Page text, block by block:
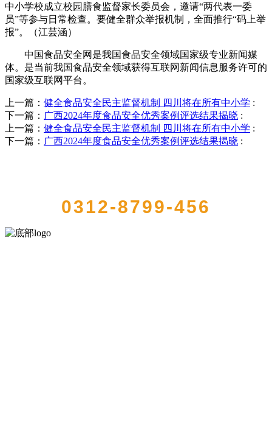
中小学校成立校园膳食监督家长委员会，邀请“两代表一委
员”等参与日常检查。要健全群众举报机制，全面推行“码上举
报”。（江芸涵）
中国食品安全网是我国食品安全领域国家级专业新闻媒
体。是当前我国食品安全领域获得互联网新闻信息服务许可的
国家级互联网平台。
上一篇： 健全食品安全民主监督机制 四川将在所有中小学 :
下一篇： 广西2024年度食品安全优秀案例评选结果揭晓 :
上一篇： 健全食品安全民主监督机制 四川将在所有中小学 :
下一篇： 广西2024年度食品安全优秀案例评选结果揭晓 :
0312-8799-456